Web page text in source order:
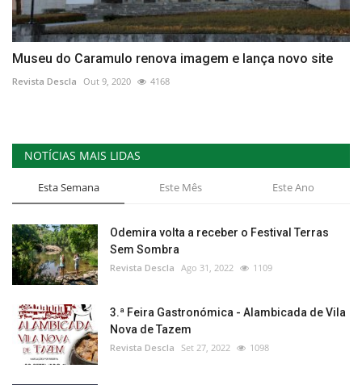
Museu do Caramulo renova imagem e lança novo site
Revista Descla Out 9, 2020 4168
NOTÍCIAS MAIS LIDAS
Esta Semana Este Mês Este Ano
Odemira volta a receber o Festival Terras
Sem Sombra
Revista Descla Ago 31, 2022 1109
3.ª Feira Gastronómica - Alambicada de Vila
Nova de Tazem
Revista Descla Set 27, 2022 1098